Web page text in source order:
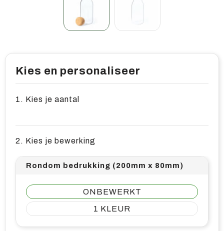
Overige relatiegeschenken
Kies en personaliseer
1. Kies je aantal
2. Kies je bewerking
Rondom bedrukking (200mm x 80mm)
ONBEWERKT
1